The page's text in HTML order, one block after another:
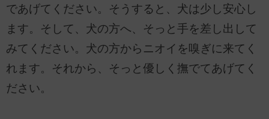
であげてください。そうすると、犬は少し安心し
ます。そして、犬の方へ、そっと手を差し出して
みてください。犬の方からニオイを嗅ぎに来てく
れます。それから、そっと優しく撫でてあげてく
ださい。